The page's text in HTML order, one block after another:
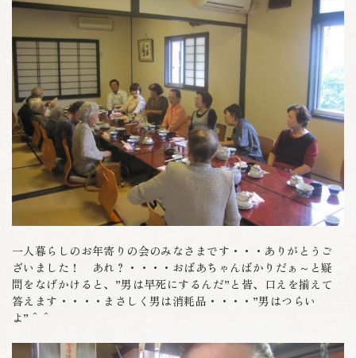
一人暮らしのお年寄りの会のみなさまです・・・ありがとうご
ざいました！ あれ？・・・・おばあちゃんばかりだぁ～と疑
問をなげかけると、”男は早死にするんだ”と皆、口えを揃えて
答えます・・・・まさしく男は消耗品・・・・”男はつらい
よ”＾＾